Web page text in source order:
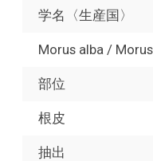
学名〈生産国〉
Morus alba /
部位
根皮
抽出